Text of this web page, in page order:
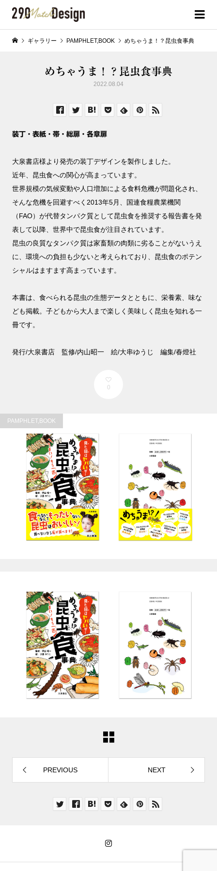
ギャラリー PAMPHLET,BOOK めちゃうま！？昆虫食事典
めちゃうま！？昆虫食事典
2022.08.04
装丁・表紙・帯・総扉・各章扉
大泉書店様より発売の装丁デザインを製作しました。
近年、昆虫食への関心が高まっています。
世界規模の気候変動や人口増加による食料危機が問題化され、
そんな危機を回避すべく2013年5月、国連食糧農業機関
（FAO）が代替タンパク質として昆虫食を推奨する報告書を発
表して以降、世界中で昆虫食が注目されています。
昆虫の良質なタンパク質は家畜類の肉類に劣ることがないうえ
に、環境への負担も少ないと考えられており、昆虫食のポテン
シャルはますます高まっています。
本書は、食べられる昆虫の生態データとともに、栄養素、味な
ども掲載。子どもから大人まで楽しく美味しく昆虫を知れる一
冊です。
発行/大泉書店 監修/内山昭一 絵/大串ゆうじ 編集/春燈社
0
PAMPHLET,BOOK
PREVIOUS NEXT